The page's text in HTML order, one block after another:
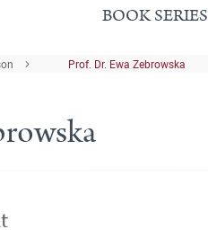
BOOK SERIES
Prof. Dr. Ewa Zebrowska